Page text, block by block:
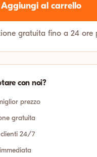
Aggiungi al carrello
gratuita fino a 24 ore
con noi?
prezzo
gratuita
24/7